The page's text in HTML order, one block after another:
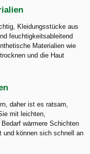
Kleidungsstücke aus
feuchtigkeitsableitend
Materialien wie
und die Haut
daher ist es ratsam,
mit leichten,
wärmere Schichten
und können sich schnell an